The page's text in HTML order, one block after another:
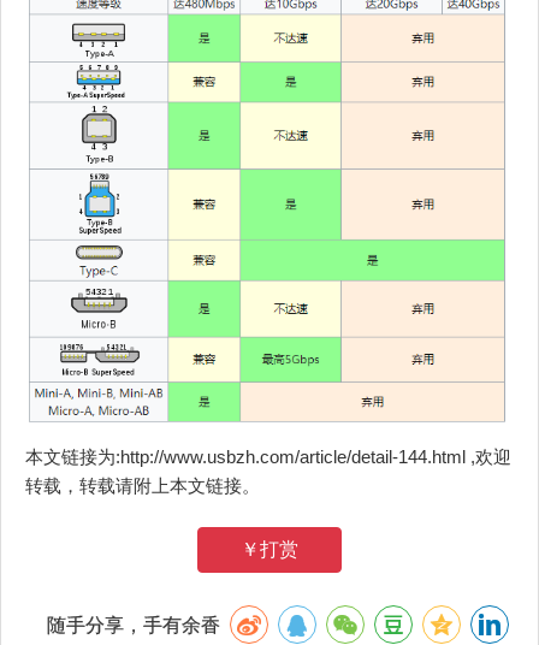
本文链接为:http://www.usbzh.com/article/detail-144.html ,欢迎
转载，转载请附上本文链接。
￥打赏
随手分享，手有余香